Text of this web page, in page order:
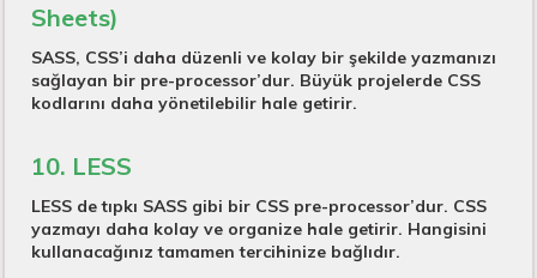
Sheets)
SASS, CSS’i daha düzenli ve kolay bir şekilde yazmanızı
sağlayan bir pre-processor’dur. Büyük projelerde CSS
kodlarını daha yönetilebilir hale getirir.
10. LESS
LESS de tıpkı SASS gibi bir CSS pre-processor’dur. CSS
yazmayı daha kolay ve organize hale getirir. Hangisini
kullanacağınız tamamen tercihinize bağlıdır.